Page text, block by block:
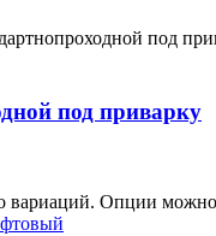
под
под приварку
вариаций. Опции